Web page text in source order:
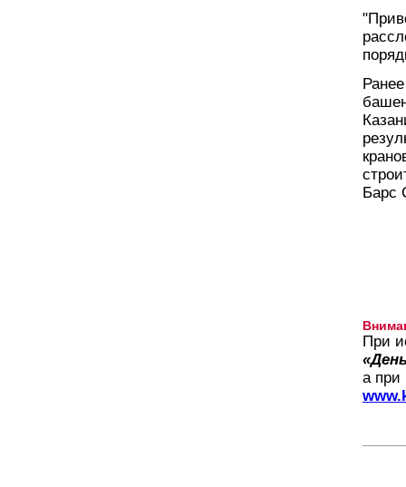
Барс
При
а при